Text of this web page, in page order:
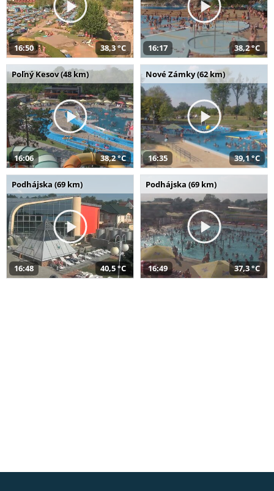
16:50 38,3 °C 16:17 38,2 °C
Poľný Kesov (48 km)
16:06 38,2 °C
Nové Zámky (62 km)
16:35 39,1 °C
Podhájska (69 km)
16:48 40,5 °C
Podhájska (69 km)
16:49 37,3 °C